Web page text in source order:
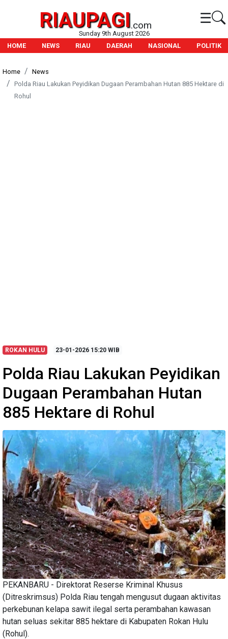
RIAUPAGI.com ☰
Sunday 9th August 2026
HOME
NEWS RIAU DAERAH NASIONAL POLITIK
Home
News
Polda Riau Lakukan Peyidikan Dugaan Perambahan Hutan 885 Hektare di
Rohul
ROKAN HULU 23-01-2026 15:20 WIB
Polda Riau Lakukan Peyidikan
Dugaan Perambahan Hutan
885 Hektare di Rohul
PEKANBARU - Direktorat Reserse Kriminal Khusus
(Ditreskrimsus) Polda Riau tengah mengusut dugaan aktivitas
perkebunan kelapa sawit ilegal serta perambahan kawasan
hutan seluas sekitar 885 hektare di Kabupaten Rokan Hulu
(Rohul).